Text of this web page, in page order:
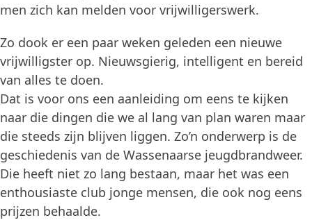
men zich kan melden voor vrijwilligerswerk.
Zo dook er een paar weken geleden een nieuwe
vrijwilligster op. Nieuwsgierig, intelligent en bereid
van alles te doen.
Dat is voor ons een aanleiding om eens te kijken
naar die dingen die we al lang van plan waren maar
die steeds zijn blijven liggen. Zo’n onderwerp is de
geschiedenis van de Wassenaarse jeugdbrandweer.
Die heeft niet zo lang bestaan, maar het was een
enthousiaste club jonge mensen, die ook nog eens
prijzen behaalde.